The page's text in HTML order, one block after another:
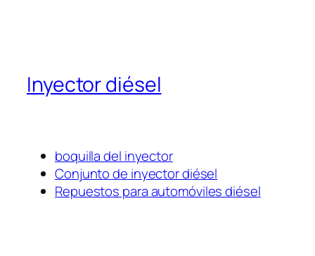
Inyector diésel
boquilla del inyector
Conjunto de inyector diésel
Repuestos para automóviles diésel